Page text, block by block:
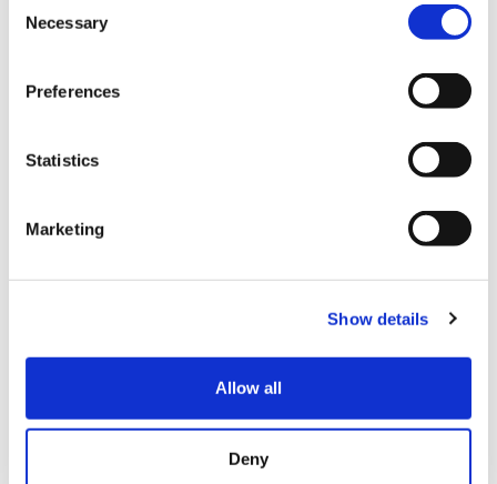
Selection
Necessary
Preferences
Statistics
Marketing
Show details
Allow all
Deny
Quando sul client si clicca sul tasto “Mostra
Scarica immagini
l’email completa diimmagini.Se si inserisce l’alt text
essere personalizzato per dimensione, posizione e